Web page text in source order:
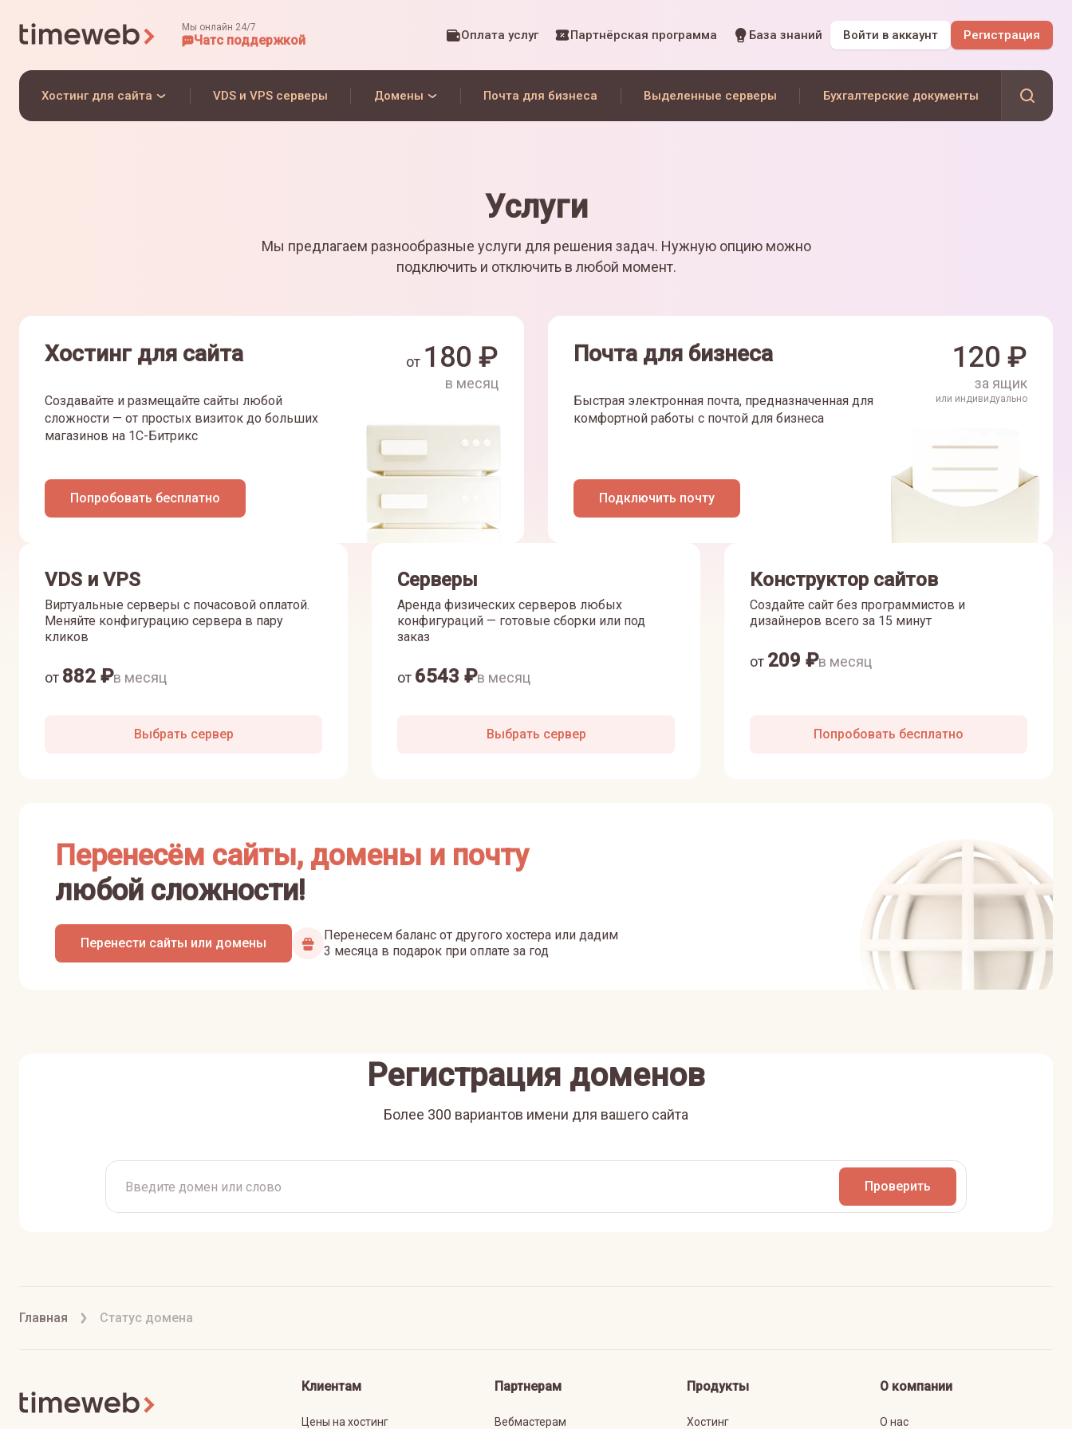
Мы онлайн 24/7
Чатс поддержкой Оплата услуг Партнёрская программа База знаний Войти в аккаунт Регистрация
Хостинг для сайта VDS и VPS серверы Домены Почта для бизнеса Выделенные серверы Бухгалтерские документы
Услуги
Мы предлагаем разнообразные услуги для решения задач. Нужную опцию можно
подключить и отключить в любой момент.
Хостинг для сайта
Создавайте и размещайте сайты любой
сложности — от простых визиток до больших
магазинов на 1С-Битрикс
Попробовать бесплатно
от 180 ₽
в месяц
Почта для бизнеса
Быстрая электронная почта, предназначенная для
комфортной работы с почтой для бизнеса
Подключить почту
120 ₽
за ящик
или индивидуально
VDS и VPS
Виртуальные серверы с почасовой оплатой.
Меняйте конфигурацию сервера в пару
кликов
от 882 ₽в месяц
Выбрать сервер
Серверы
Аренда физических серверов любых
конфигураций — готовые сборки или под
заказ
от 6543 ₽в месяц
Выбрать сервер
Конструктор сайтов
Создайте сайт без программистов и
дизайнеров всего за 15 минут
от 209 ₽в месяц
Попробовать бесплатно
Перенесём сайты, домены и почту
любой сложности!
Перенести сайты или домены
Перенесем баланс от другого хостера или дадим
3 месяца в подарок при оплате за год
Регистрация доменов
Более 300 вариантов имени для вашего сайта
Проверить
Главная Статус домена
Клиентам
Цены на хостинг
Партнерам
Вебмастерам
Продукты
Хостинг
О компании
О нас